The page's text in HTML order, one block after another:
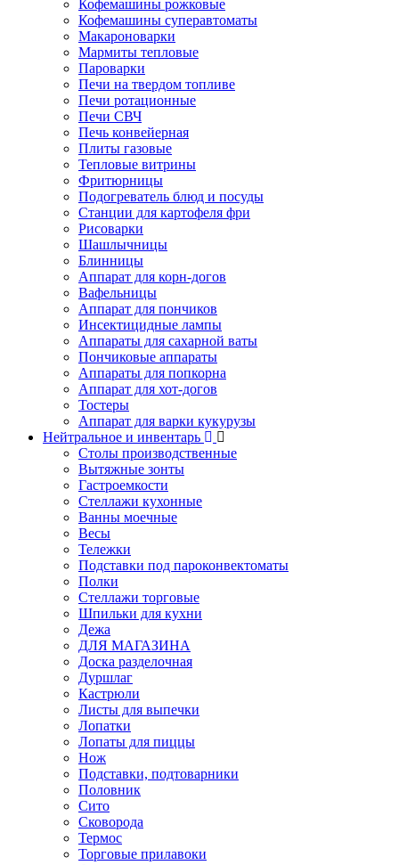
Кофемашины рожковые
Кофемашины суперавтоматы
Макароноварки
Мармиты тепловые
Пароварки
Печи на твердом топливе
Печи ротационные
Печи СВЧ
Печь конвейерная
Плиты газовые
Тепловые витрины
Фритюрницы
Подогреватель блюд и посуды
Станции для картофеля фри
Рисоварки
Шашлычницы
Блинницы
Аппарат для корн-догов
Вафельницы
Аппарат для пончиков
Инсектицидные лампы
Аппараты для сахарной ваты
Пончиковые аппараты
Аппараты для попкорна
Аппарат для хот-догов
Тостеры
Аппарат для варки кукурузы
Нейтральное и инвентарь
Столы производственные
Вытяжные зонты
Гастроемкости
Стеллажи кухонные
Ванны моечные
Весы
Тележки
Подставки под пароконвектоматы
Полки
Стеллажи торговые
Шпильки для кухни
Дежа
ДЛЯ МАГАЗИНА
Доска разделочная
Дуршлаг
Кастрюли
Листы для выпечки
Лопатки
Лопаты для пиццы
Нож
Подставки, подтоварники
Половник
Сито
Сковорода
Термос
Торговые прилавоки